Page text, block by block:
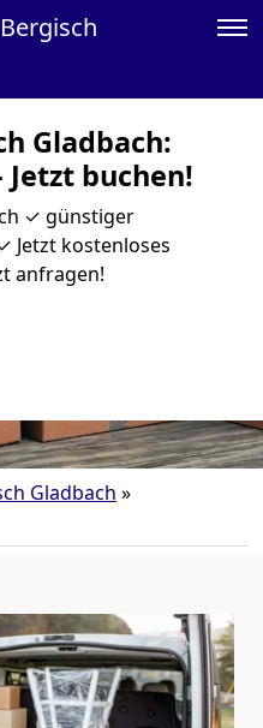
Gladbach:
Jetzt buchen!
✓ günstiger
Jetzt kostenloses
anfragen!
Gladbach »